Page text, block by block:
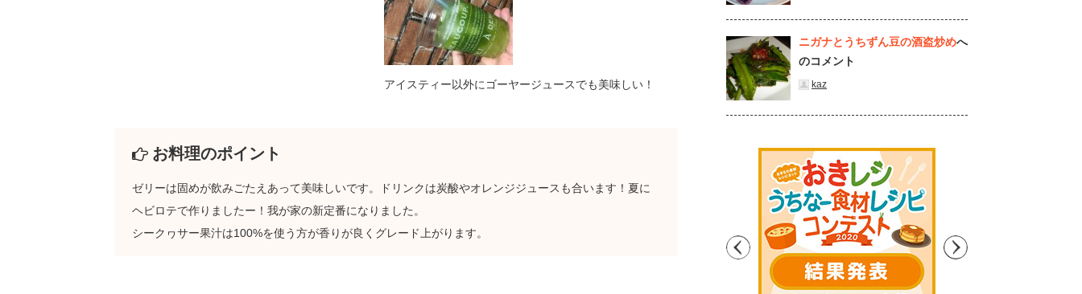
アイスティー以外にゴーヤージュースでも美味しい！
お料理のポイント
ゼリーは固めが飲みごたえあって美味しいです。ドリンクは炭酸やオレンジジュースも合います！夏に
ヘビロテで作りましたー！我が家の新定番になりました。
シークヮサー果汁は100%を使う方が香りが良くグレード上がります。
ニガナとうちずん豆の酒盗炒めへ
のコメント
kaz